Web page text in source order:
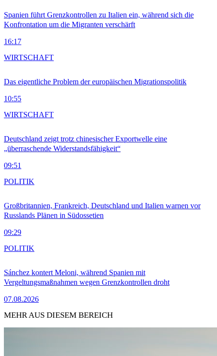
Spanien führt Grenzkontrollen zu Italien ein, während sich die
Konfrontation um die Migranten verschärft
16:17
Das eigentliche Problem der europäischen Migrationspolitik
10:55
WIRTSCHAFT
Deutschland zeigt trotz chinesischer Exportwelle eine
„überraschende Widerstandsfähigkeit“
09:51
WIRTSCHAFT
Großbritannien, Frankreich, Deutschland und Italien warnen vor
Russlands Plänen in Südossetien
09:29
POLITIK
Sánchez kontert Meloni, während Spanien mit
Vergeltungsmaßnahmen wegen Grenzkontrollen droht
07.08.2026
POLITIK
MEHR AUS DIESEM BEREICH